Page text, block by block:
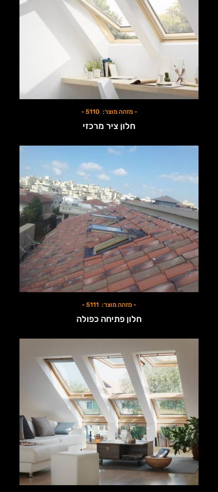
- מזהה מוצר: 5110 -
חלון ציר מרכזי
- מזהה מוצר: 5111 -
חלון פתיחה כפולה